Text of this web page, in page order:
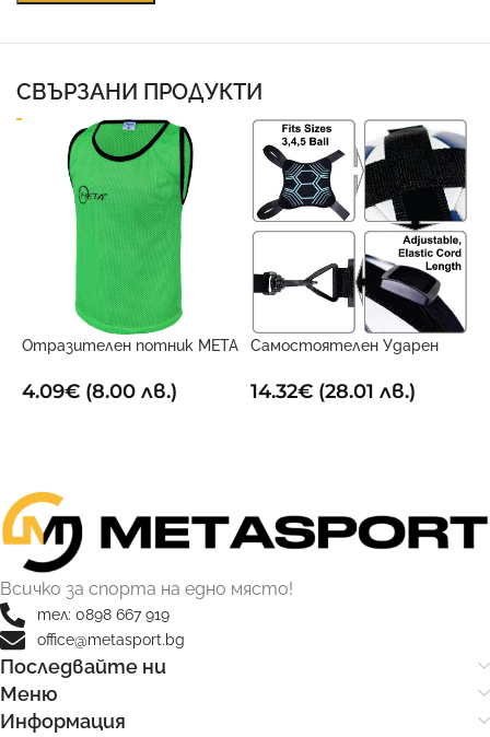
СВЪРЗАНИ ПРОДУКТИ
Отразителен потник META
4.09€ (8.00 лв.)
Самостоятелен Ударен
14.32€(28.01 лв.)
Всичко за спорта на едно място!
тел: 0898 667 919
office@metasport.bg
Последвайте ни
Меню
Информация